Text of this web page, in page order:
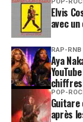
Elvis
avec
RAP-RNB
Aya
chiffres
POP-
Guitare
après